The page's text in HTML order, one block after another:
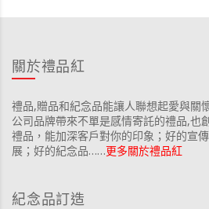
關於禮品紅
禮品,贈品和紀念品能讓人聯想起愛與關
公司品牌帶來不單是感情寄託的禮品,也
禮品，能加深客戶對你的印象；好的宣
展；好的紀念品……更多關於禮品紅
紀念品訂造